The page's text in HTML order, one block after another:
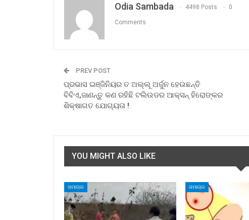
Odia Sambada 4498 Posts 0
Comments
PREV POST
ପ୍ରଭାସ ଇଞ୍ଜିନିୟର ତ ଅଲ୍ଲୂ ଅର୍ଜୁନ ହେଉଛନ୍ତି
ବିବିଏ,ଜାଣନ୍ତୁ କଣ ରହିଛି ଟଲିଉଡର ଆକ୍ସନ୍ ହିରୋଙ୍କର
ଶିକ୍ଷାଗତ ଯୋଗ୍ୟତା !
YOU MIGHT ALSO LIKE
ସମାଚାର ସମାଚାର